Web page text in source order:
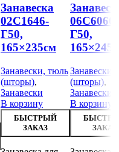
Занавеска
02С1646-
Г50,
165×235см
Занавески, тюль
(шторы),
Занавески
В корзину
БЫСТРЫЙ
ЗАКАЗ
06С6066-
Г50,
Занавески,
(шторы),
Занавески
В корзину
ЗАКАЗ